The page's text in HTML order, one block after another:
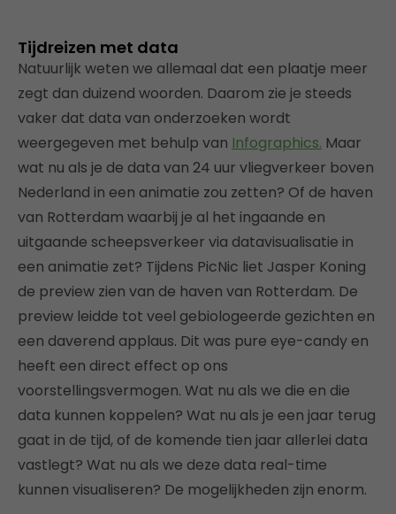
Tijdreizen met data
Natuurlijk weten we allemaal dat een plaatje meer
zegt dan duizend woorden. Daarom zie je steeds
vaker dat data van onderzoeken wordt
weergegeven met behulp van Infographics. Maar
wat nu als je de data van 24 uur vliegverkeer boven
Nederland in een animatie zou zetten? Of de haven
van Rotterdam waarbij je al het ingaande en
uitgaande scheepsverkeer via datavisualisatie in
een animatie zet? Tijdens PicNic liet Jasper Koning
de preview zien van de haven van Rotterdam. De
preview leidde tot veel gebiologeerde gezichten en
een daverend applaus. Dit was pure eye-candy en
heeft een direct effect op ons
voorstellingsvermogen. Wat nu als we die en die
data kunnen koppelen? Wat nu als je een jaar terug
gaat in de tijd, of de komende tien jaar allerlei data
vastlegt? Wat nu als we deze data real-time
kunnen visualiseren? De mogelijkheden zijn enorm.